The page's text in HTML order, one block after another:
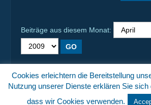
Beiträge aus diesem Monat:
Switch to Desktop
Cookies erleichtern die Bereitstellung
Nutzung unserer Dienste erklären Sie sich
dass wir Cookies verwenden.